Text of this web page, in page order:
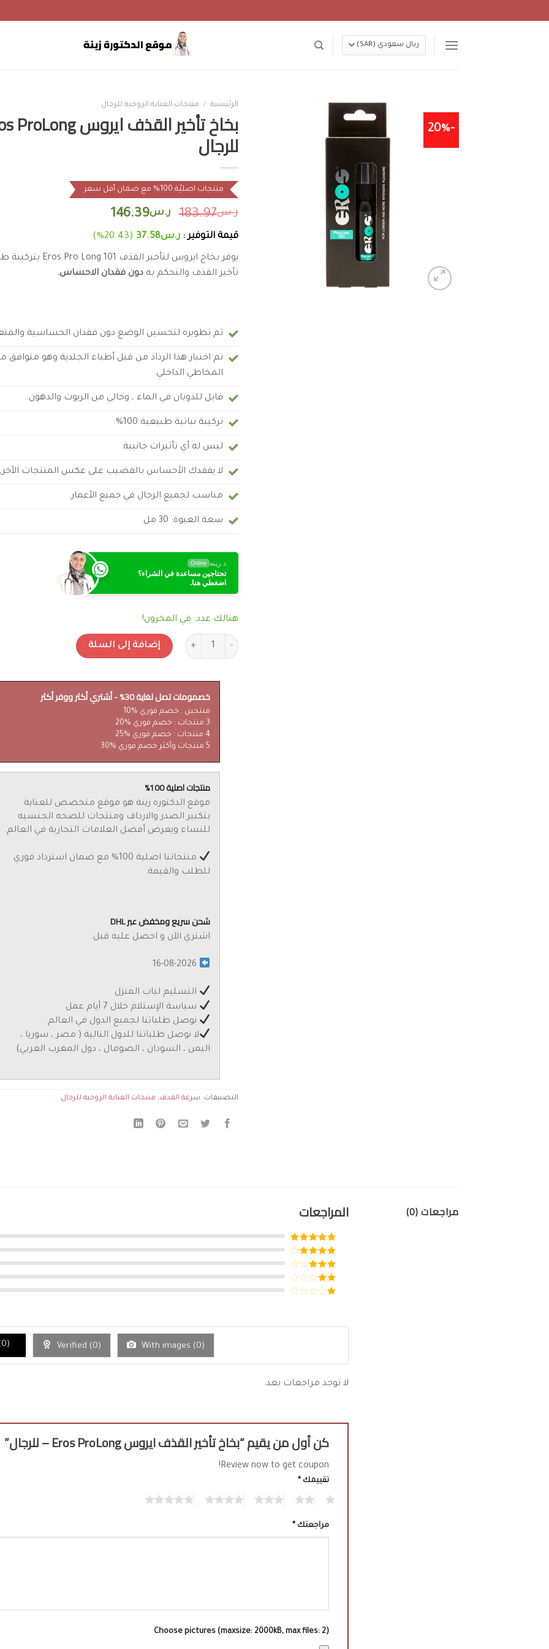
to
-20%
الرئيسية / منتجات العناية الزوجيه للرجال
للرجال
منتجات اصليّة 100% مع ضمان أقل سعر
ر.س183.97 ر.س146.39
قيمة التوفير : ر.س37.58
(20.43%)
تأخير القذف والتحكم به دون فقدان الاحساس.
تم تطويره لتحسين الوضع دون فقدان الحساسية
تم اختبار هذا الرذاذ من قبل أطباء الجلدية وهو متوافق
المخاطي الداخلي.
قابل للذوبان في الماء ، وخالي من الزيوت والدهون.
تركيبة نباتية طبيعية 100%.
ليس له أي تأثيرات جانبية.
لا يفقدك الأحساس بالقضيب على عكس المنتجات
مناسب لجميع الرجال في جميع الأعمار.
سعة العبوة: 30 مل.
د.زينه Online
تحتاجين مساعدة في الشراء؟
اضغطي هنا.
هنالك عدد: في المخزون!
كمية بخاخ تأخير القذف ايروس Eros ProLong - للرجال
إضافة إلى السلة
خصمومات تصل لغاية 30% - أشتري أكثر ووفر أكثر
منتجين : خصم فوري %10
3 منتجات : خصم فوري %20
4 منتجات : خصم فوري %25
5 منتجات وأكثر خصم فوري %30
منتجات اصلية 100%
موقع الدكتوره زينة هو موقع متخصص للعناية
بتكبير الصدر والارداف ومنتجات للصحه الجنسيه
للنساء ويعرض أفضل العلامات التجارية في العالم.
منتجاتنا اصلية 100% مع ضمان استرداد فوري
للطلب والقيمة.
شحن سريع ومخفض عبر DHL
اشتري الآن و احصل عليه قبل:
التسليم لباب المنزل
سياسة الإستلام خلال 7 أيام عمل
نوصل طلباتنا لجميع الدول في العالم.
لا نوصل طلباتنا للدول التالية ( مصر ، سوريا ،
اليمن ، السودان ، الصومال ، دول المغرب العربي)
التصنيفات: سرعة القذف, منتجات العناية الزوجيه للرجال
مراجعات (0) المراجعات
تم التقييم5
من 5
تم التقييم
من 5
تم
التقييم
3من 5تم
من
With images ( 0)
Verified ( 0)
0)
لا توجد مراجعات بعد.
كن أول من يقيم “بخاخ تأخير القذف ايروس Eros ProLong – للرجال”
Review now to get coupon!
تقييمك *
مراجعتك *
Choose pictures (maxsize: 2000kB, max files: 2)